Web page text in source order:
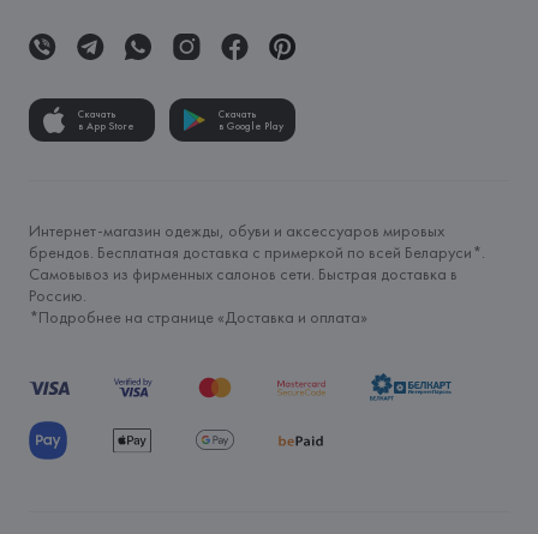
Скачать
в App Store
Скачать
в Google Play
Интернет-магазин одежды, обуви и аксессуаров мировых
брендов. Бесплатная доставка с примеркой по всей Беларуси*.
Самовывоз из фирменных салонов сети. Быстрая доставка в
Россию.
*Подробнее на странице «Доставка и оплата»